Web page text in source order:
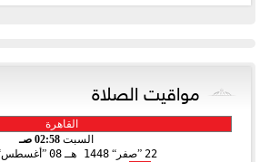
مواقيت الصلاة
السبت 02:58 صـ
22 صفر 1448 هـ 08 أغسطس